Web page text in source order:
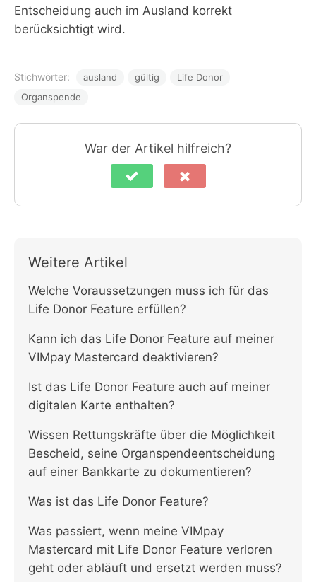
Entscheidung auch im Ausland korrekt
berücksichtigt wird.
Stichwörter: ausland gültig
Life Donor
Organspende
War der Artikel hilfreich?
Weitere Artikel
Welche Voraussetzungen muss ich für das
Life Donor Feature erfüllen?
Kann ich das Life Donor Feature auf meiner
VIMpay Mastercard deaktivieren?
Ist das Life Donor Feature auch auf meiner
digitalen Karte enthalten?
Wissen Rettungskräfte über die Möglichkeit
Bescheid, seine Organspendeentscheidung
auf einer Bankkarte zu dokumentieren?
Was ist das Life Donor Feature?
Was passiert, wenn meine VIMpay
Mastercard mit Life Donor Feature verloren
geht oder abläuft und ersetzt werden muss?